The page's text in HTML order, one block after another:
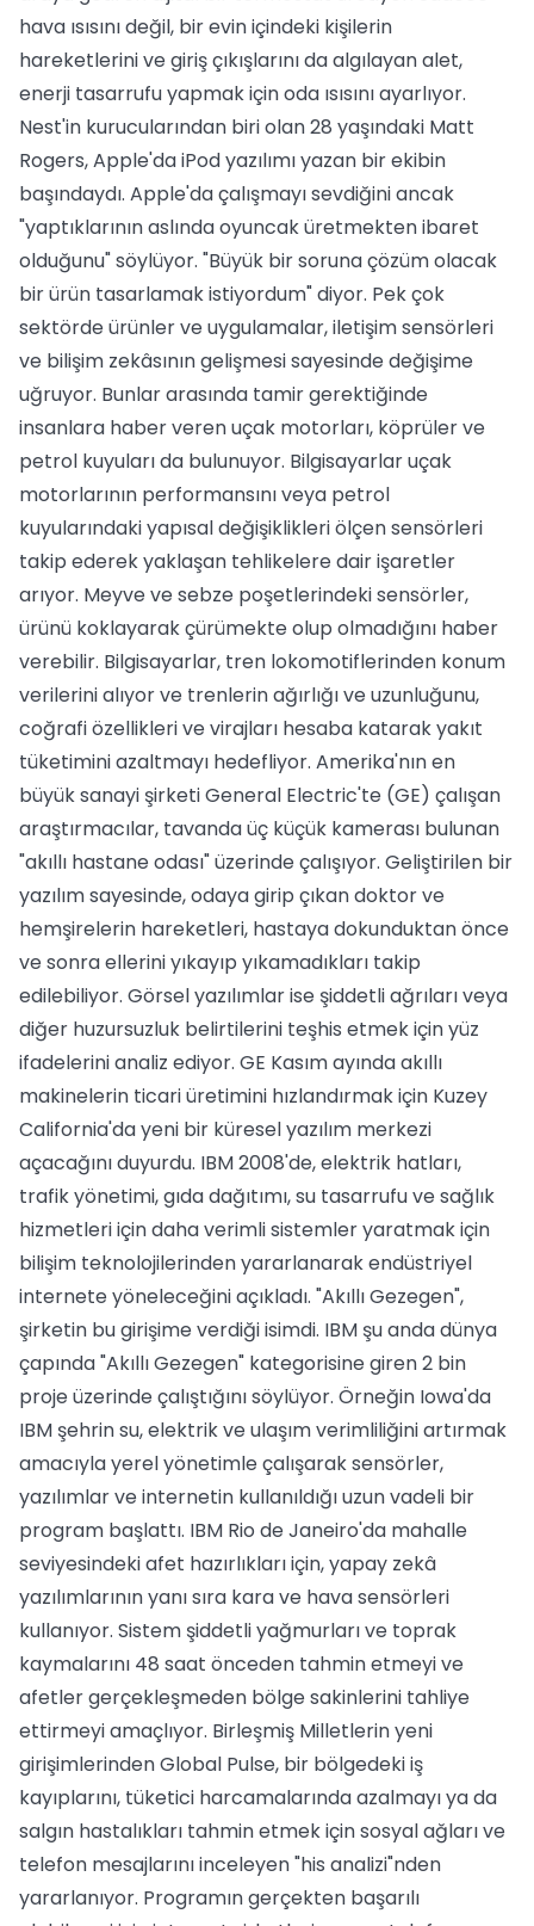
hava ısısını değil, bir evin içindeki kişilerin
hareketlerini ve giriş çıkışlarını da algılayan alet,
enerji tasarrufu yapmak için oda ısısını ayarlıyor.
Nest'in kurucularından biri olan 28 yaşındaki Matt
Rogers, Apple'da iPod yazılımı yazan bir ekibin
başındaydı. Apple'da çalışmayı sevdiğini ancak
"yaptıklarının aslında oyuncak üretmekten ibaret
olduğunu" söylüyor. "Büyük bir soruna çözüm olacak
bir ürün tasarlamak istiyordum" diyor. Pek çok
sektörde ürünler ve uygulamalar, iletişim sensörleri
ve bilişim zekâsının gelişmesi sayesinde değişime
uğruyor. Bunlar arasında tamir gerektiğinde
insanlara haber veren uçak motorları, köprüler ve
petrol kuyuları da bulunuyor. Bilgisayarlar uçak
motorlarının performansını veya petrol
kuyularındaki yapısal değişiklikleri ölçen sensörleri
takip ederek yaklaşan tehlikelere dair işaretler
arıyor. Meyve ve sebze poşetlerindeki sensörler,
ürünü koklayarak çürümekte olup olmadığını haber
verebilir. Bilgisayarlar, tren lokomotiflerinden konum
verilerini alıyor ve trenlerin ağırlığı ve uzunluğunu,
coğrafi özellikleri ve virajları hesaba katarak yakıt
tüketimini azaltmayı hedefliyor. Amerika'nın en
büyük sanayi şirketi General Electric'te (GE) çalışan
araştırmacılar, tavanda üç küçük kamerası bulunan
"akıllı hastane odası" üzerinde çalışıyor. Geliştirilen bir
yazılım sayesinde, odaya girip çıkan doktor ve
hemşirelerin hareketleri, hastaya dokunduktan önce
ve sonra ellerini yıkayıp yıkamadıkları takip
edilebiliyor. Görsel yazılımlar ise şiddetli ağrıları veya
diğer huzursuzluk belirtilerini teşhis etmek için yüz
ifadelerini analiz ediyor. GE Kasım ayında akıllı
makinelerin ticari üretimini hızlandırmak için Kuzey
California'da yeni bir küresel yazılım merkezi
açacağını duyurdu. IBM 2008'de, elektrik hatları,
trafik yönetimi, gıda dağıtımı, su tasarrufu ve sağlık
hizmetleri için daha verimli sistemler yaratmak için
bilişim teknolojilerinden yararlanarak endüstriyel
internete yöneleceğini açıkladı. "Akıllı Gezegen",
şirketin bu girişime verdiği isimdi. IBM şu anda dünya
çapında "Akıllı Gezegen" kategorisine giren 2 bin
proje üzerinde çalıştığını söylüyor. Örneğin Iowa'da
IBM şehrin su, elektrik ve ulaşım verimliliğini artırmak
amacıyla yerel yönetimle çalışarak sensörler,
yazılımlar ve internetin kullanıldığı uzun vadeli bir
program başlattı. IBM Rio de Janeiro'da mahalle
seviyesindeki afet hazırlıkları için, yapay zekâ
yazılımlarının yanı sıra kara ve hava sensörleri
kullanıyor. Sistem şiddetli yağmurları ve toprak
kaymalarını 48 saat önceden tahmin etmeyi ve
afetler gerçekleşmeden bölge sakinlerini tahliye
ettirmeyi amaçlıyor. Birleşmiş Milletlerin yeni
girişimlerinden Global Pulse, bir bölgedeki iş
kayıplarını, tüketici harcamalarında azalmayı ya da
salgın hastalıkları tahmin etmek için sosyal ağları ve
telefon mesajlarını inceleyen "his analizi"nden
yararlanıyor. Programın gerçekten başarılı